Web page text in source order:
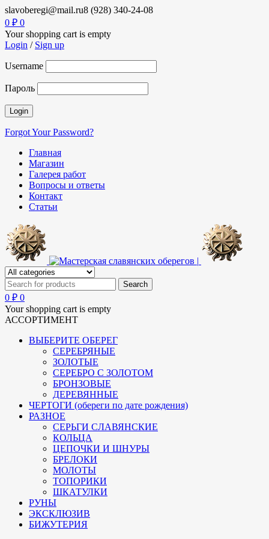
slavoberegi@mail.ru8 (928) 340-24-08
0 ₽ 0
Your shopping cart is empty
Login / Sign up
Username
Пароль
Forgot Your Password?
Главная
Магазин
Галерея работ
Вопросы и ответы
Контакт
Статьи
0 ₽ 0
Your shopping cart is empty
АССОРТИМЕНТ
ВЫБЕРИТЕ ОБЕРЕГ
СЕРЕБРЯНЫЕ
ЗОЛОТЫЕ
СЕРЕБРО С ЗОЛОТОМ
БРОНЗОВЫЕ
ДЕРЕВЯННЫЕ
ЧЕРТОГИ (обереги по дате рождения)
РАЗНОЕ
СЕРЬГИ СЛАВЯНСКИЕ
КОЛЬЦА
ЦЕПОЧКИ И ШНУРЫ
БРЕЛОКИ
МОЛОТЫ
ТОПОРИКИ
ШКАТУЛКИ
РУНЫ
ЭКСКЛЮЗИВ
БИЖУТЕРИЯ